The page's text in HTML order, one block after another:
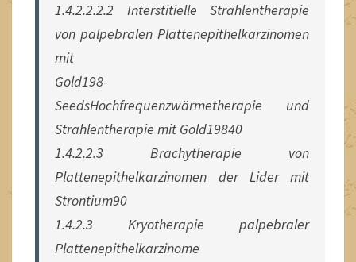
1.4.2.2.2.2 Interstitielle Strahlentherapie
von palpebralen Plattenepithelkarzinomen
mit
Gold198-
SeedsHochfrequenzwärmetherapie und
Strahlentherapie mit Gold19840
1.4.2.2.3 Brachytherapie von
Plattenepithelkarzinomen der Lider mit
Strontium90
1.4.2.3 Kryotherapie palpebraler
Plattenepithelkarzinome